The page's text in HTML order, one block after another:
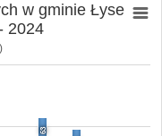
w gminie Łyse
2024
63